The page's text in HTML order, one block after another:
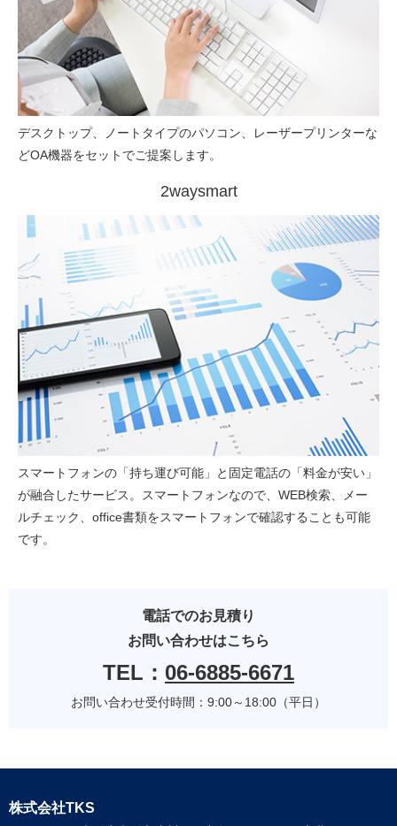
デスクトップ、ノートタイプのパソコン、レーザープリンターな
どOA機器をセットでご提案します。
2waysmart
スマートフォンの「持ち運び可能」と固定電話の「料金が安い」
が融合したサービス。スマートフォンなので、WEB検索、メー
ルチェック、office書類をスマートフォンで確認することも可能
です。
電話でのお見積り
お問い合わせはこちら
TEL： 06-6885-6671
お問い合わせ受付時間：9:00～18:00（平日）
株式会社TKS